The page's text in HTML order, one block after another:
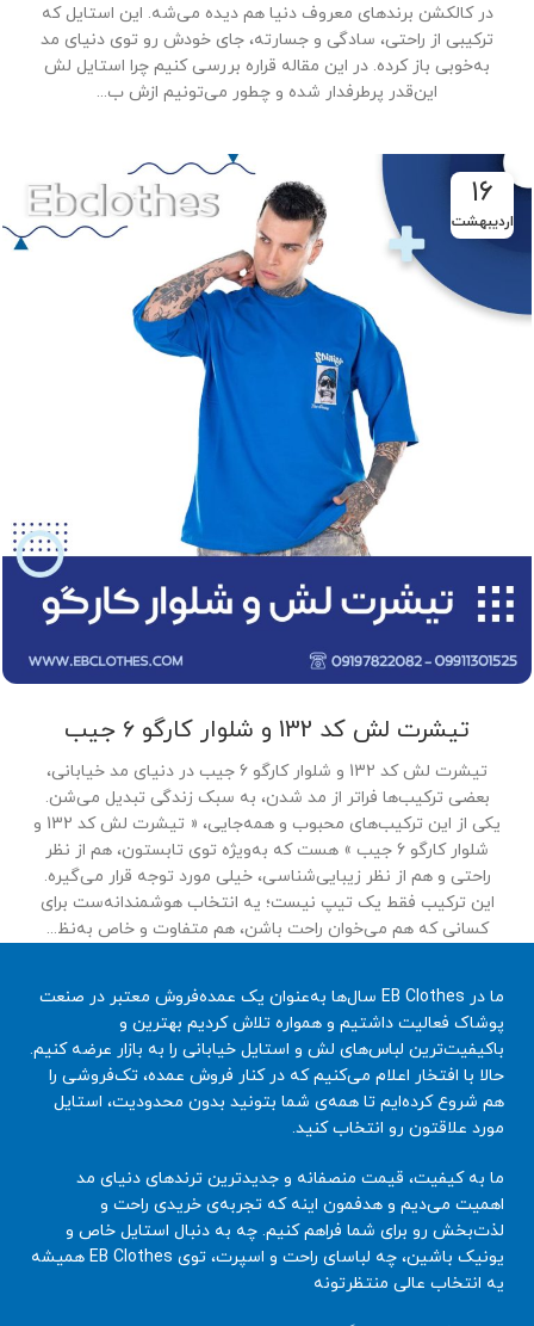
در کالکشن برندهای معروف دنیا هم دیده می‌شه. این استایل که
ترکیبی از راحتی، سادگی و جسارته، جای خودش رو توی دنیای مد
به‌خوبی باز کرده. در این مقاله قراره بررسی کنیم چرا استایل لش
این‌قدر پرطرفدار شده و چطور می‌تونیم ازش ب...
۱۶
اردیبهشت
تیشرت لش کد 132 و شلوار کارگو 6 جیب
تیشرت لش کد 132 و شلوار کارگو 6 جیب در دنیای مد خیابانی،
بعضی ترکیب‌ها فراتر از مد شدن، به سبک زندگی تبدیل می‌شن.
یکی از این ترکیب‌های محبوب و همه‌جایی، « تیشرت لش کد 132 و
شلوار کارگو 6 جیب » هست که به‌ویژه توی تابستون، هم از نظر
راحتی و هم از نظر زیبایی‌شناسی، خیلی مورد توجه قرار می‌گیره.
این ترکیب فقط یک تیپ نیست؛ یه انتخاب هوشمندانه‌ست برای
کسانی که هم می‌خوان راحت باشن، هم متفاوت و خاص به‌نظ...
ما در EB Clothes سال‌ها به‌عنوان یک عمده‌فروش معتبر در صنعت
پوشاک فعالیت داشتیم و همواره تلاش کردیم بهترین و
باکیفیت‌ترین لباس‌های لش و استایل خیابانی را به بازار عرضه کنیم.
حالا با افتخار اعلام می‌کنیم که در کنار فروش عمده، تک‌فروشی را
هم شروع کرده‌ایم تا همه‌ی شما بتونید بدون محدودیت، استایل
مورد علاقتون رو انتخاب کنید.
ما به کیفیت، قیمت منصفانه و جدیدترین ترندهای دنیای مد
اهمیت می‌دیم و هدفمون اینه که تجربه‌ی خریدی راحت و
لذت‌بخش رو برای شما فراهم کنیم. چه به دنبال استایل خاص و
یونیک باشین، چه لباسای راحت و اسپرت، توی EB Clothes همیشه
یه انتخاب عالی منتظرتونه